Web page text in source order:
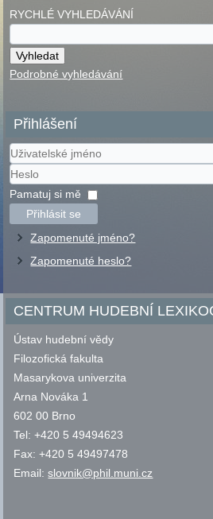
RYCHLÉ VYHLEDÁVÁNÍ
Podrobné vyhledávání
Přihlášení
Uživatelské
jméno
Heslo
Pamatuj si mě
Přihlásit se
Zapomenuté jméno?
Zapomenuté heslo?
CENTRUM HUDEBNÍ
Ústav hudební vědy
Filozofická fakulta
Masarykova univerzita
Arna Nováka 1
602 00 Brno
Tel: +420 5 49494623
Fax: +420 5 49497478
Email:slovnik@phil.muni.cz